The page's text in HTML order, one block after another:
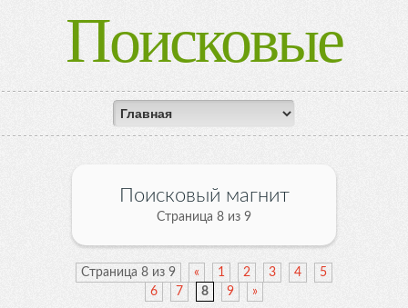
Поисковые
магниты
Поисковый магнит
Страница 8 из 9
Страница 8 из 9 « 1 2 3 4
5
6
7 8 9 »